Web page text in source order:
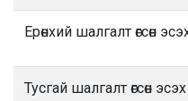
Ерөнхий шалгалт өгсөн
Тусгай шалгалт өгсөн эсэх